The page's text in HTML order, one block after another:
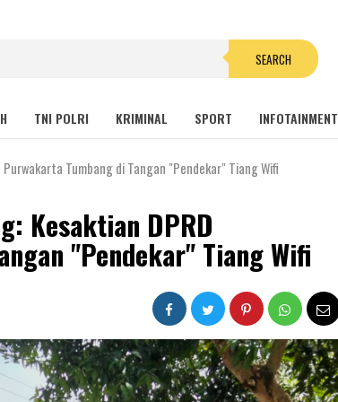
SEARCH
TNI POLRI KRIMINAL SPORT INFOTAINMENT
Tumbang di Tangan "Pendekar" Tiang Wifi
Kesaktian DPRD
"Pendekar" Tiang Wifi